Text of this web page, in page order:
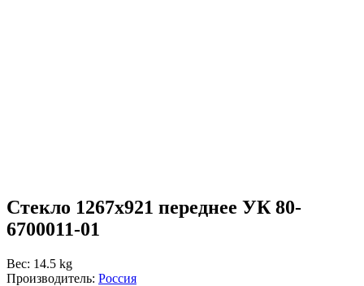
Стекло 1267х921 переднее УК 80-
6700011-01
Вес: 14.5 kg
Производитель: Россия